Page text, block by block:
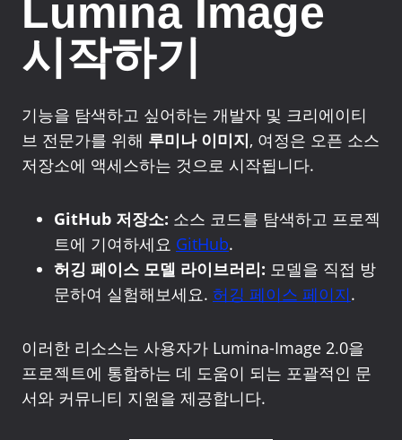
Lumina Image
시작하기
기능을 탐색하고 싶어하는 개발자 및 크리에이티
브 전문가를 위해 루미나 이미지, 여정은 오픈 소스
저장소에 액세스하는 것으로 시작됩니다.
GitHub 저장소: 소스 코드를 탐색하고 프로젝
트에 기여하세요 GitHub.
허깅 페이스 모델 라이브러리: 모델을 직접 방
문하여 실험해보세요. 허깅 페이스 페이지.
이러한 리소스는 사용자가 Lumina-Image 2.0을
프로젝트에 통합하는 데 도움이 되는 포괄적인 문
서와 커뮤니티 지원을 제공합니다.